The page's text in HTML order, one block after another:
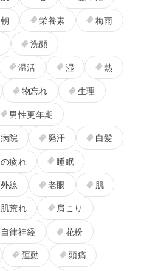
朝 栄養素
梅雨
洗顔
温活 湿
熱
物忘れ
生理
男性更年期
病院 発汗
白髪
疲れ
睡眠
線 老眼
肌
肌荒れ
肩こり
自律神経
花粉
運動
頭痛